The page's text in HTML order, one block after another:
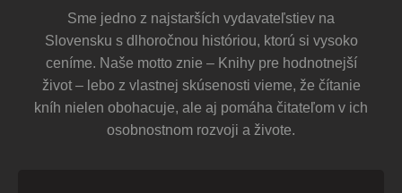
Sme jedno z najstarších vydavateľstiev na
Slovensku s dlhoročnou históriou, ktorú si vysoko
ceníme. Naše motto znie – Knihy pre hodnotnejší
život – lebo z vlastnej skúsenosti vieme, že čítanie
kníh nielen obohacuje, ale aj pomáha čitateľom v ich
osobnostnom rozvoji a živote.